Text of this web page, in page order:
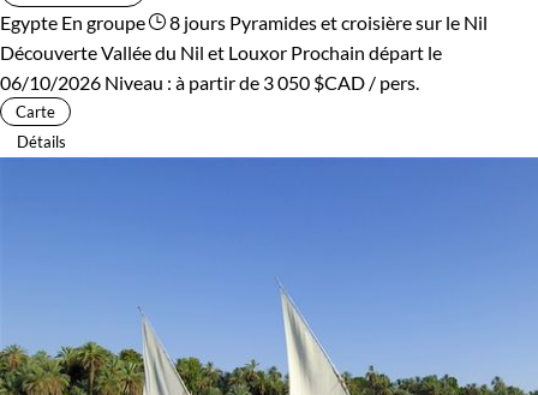
Egypte En groupe 8 jours Pyramides et croisière sur le Nil
Découverte Vallée du Nil et Louxor Prochain départ le
06/10/2026 Niveau : à partir de 3 050 $CAD / pers.
Carte
Détails